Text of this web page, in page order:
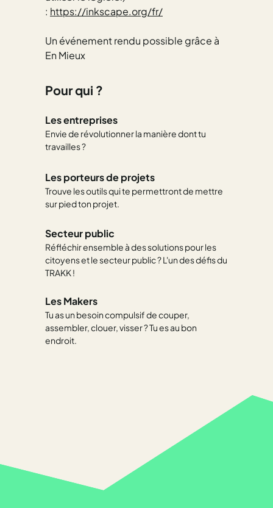
: https://inkscape.org/fr/
Un événement rendu possible grâce à
En Mieux
Pour qui ?
Les entreprises
Envie de révolutionner la manière dont tu
travailles ?
Les porteurs de projets
Trouve les outils qui te permettront de mettre
sur pied ton projet.
Secteur public
Réfléchir ensemble à des solutions pour les
citoyens et le secteur public ? L'un des défis du
TRAKK !
Les Makers
Tu as un besoin compulsif de couper,
assembler, clouer, visser ? Tu es au bon
endroit.